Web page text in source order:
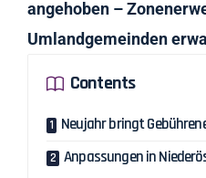
angehoben –
Umlandgemeinden
Contents
Neujahr bringt
Anpassungen in